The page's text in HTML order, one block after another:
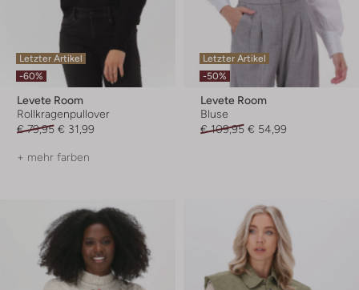
Letzter Artikel
-60%
Levete Room
Rollkragenpullover
€ 79,95 € 31,99
+ mehr farben
Letzter Artikel
-50%
Levete Room
Bluse
€ 109,95 € 54,99